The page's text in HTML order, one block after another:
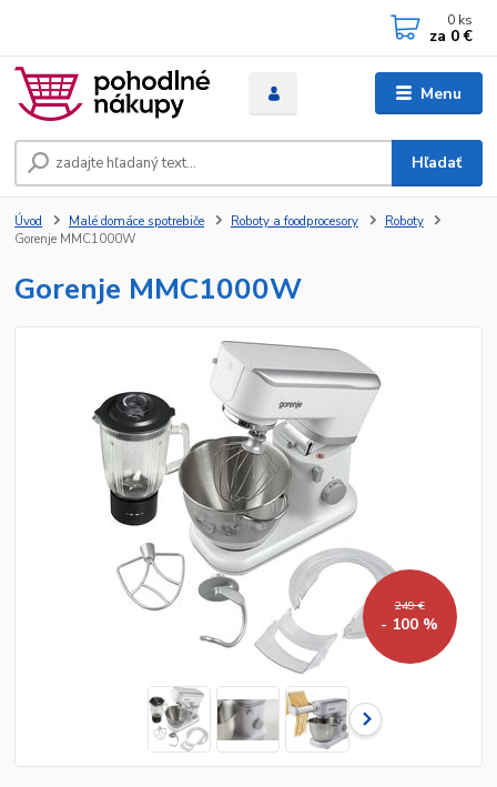
Menu
Hľadať
0 ks
za 0 €
Úvod Malé domáce spotrebiče Roboty a foodprocesory
Roboty
Gorenje MMC1000W
Gorenje MMC1000W
249 €
- 100 %